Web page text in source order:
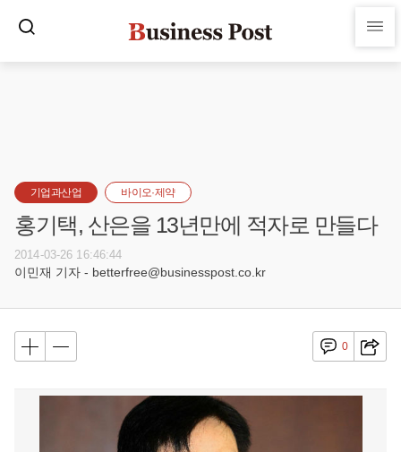
기업과산업 바이오·제약
홍기택, 산은을 13년만에 적자로 만들다
2014-03-26 16:46:44
이민재 기자 - betterfree@businesspost.co.kr
0